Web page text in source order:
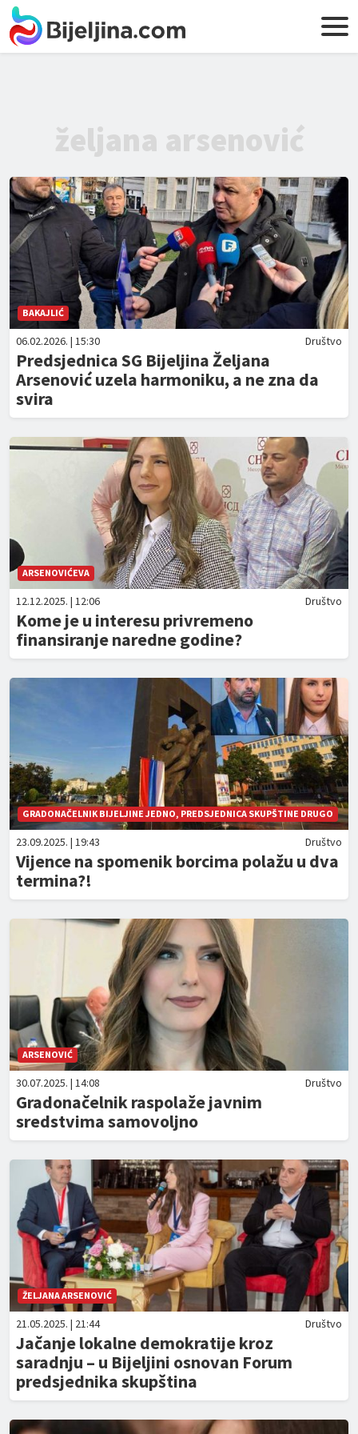
željana arsenović
BAKAJLIĆ
06.02.2026. | 15:30 Društvo
Predsjednica SG Bijeljina Željana
Arsenović uzela harmoniku, a ne zna da
svira
ARSENOVIĆEVA
12.12.2025. | 12:06 Društvo
Kome je u interesu privremeno
finansiranje naredne godine?
GRADONAČELNIK BIJELJINE JEDNO, PREDSJEDNICA SKUPŠTINE DRUGO
23.09.2025. | 19:43 Društvo
Vijence na spomenik borcima polažu u dva
termina?!
ARSENOVIĆ
30.07.2025. | 14:08 Društvo
Gradonačelnik raspolaže javnim
sredstvima samovoljno
ŽELJANA ARSENOVIĆ
21.05.2025. | 21:44 Društvo
Jačanje lokalne demokratije kroz
saradnju – u Bijeljini osnovan Forum
predsjednika skupština